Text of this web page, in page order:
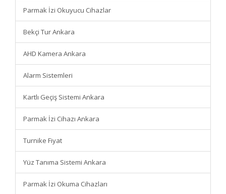
Parmak İzi Okuyucu Cihazlar
Bekçi Tur Ankara
AHD Kamera Ankara
Alarm Sistemleri
Kartlı Geçiş Sistemi Ankara
Parmak İzi Cihazı Ankara
Turnike Fiyat
Yüz Tanıma Sistemi Ankara
Parmak İzi Okuma Cihazları